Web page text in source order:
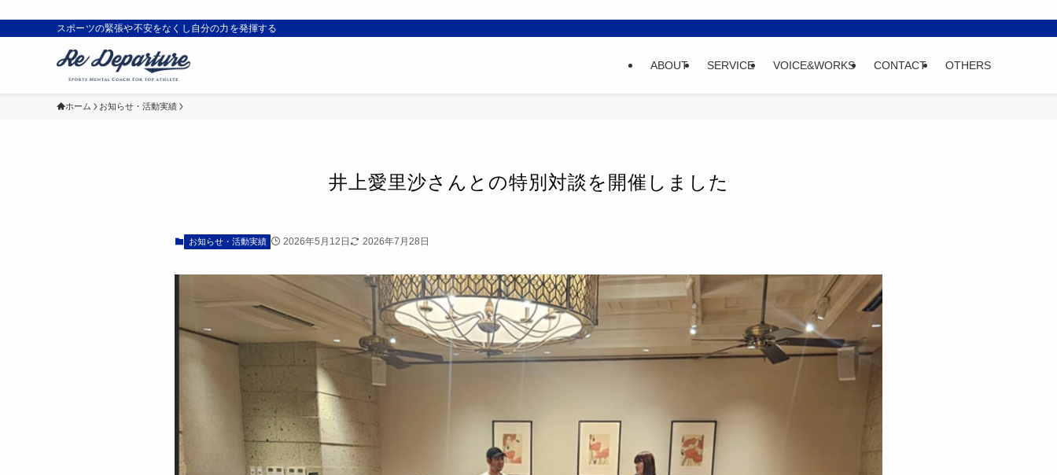
スポーツの緊張や不安をなくし自分の力を発揮する
ABOUT SERVICE VOICE&WORKS CONTACT OTHERS
ホーム お知らせ・活動実績
井上愛里沙さんとの特別対談を開催しました
お知らせ・活動実績 2026年5月12日 2026年7月28日